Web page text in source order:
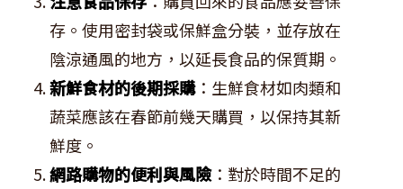
存。使用密封袋或保鮮盒分裝，並存放在
陰涼通風的地方，以延長食品的保質期。
新鮮食材的後期採購：生鮮食材如肉類和
蔬菜應該在春節前幾天購買，以保持其新
鮮度。
網路購物的便利與風險：對於時間不足的